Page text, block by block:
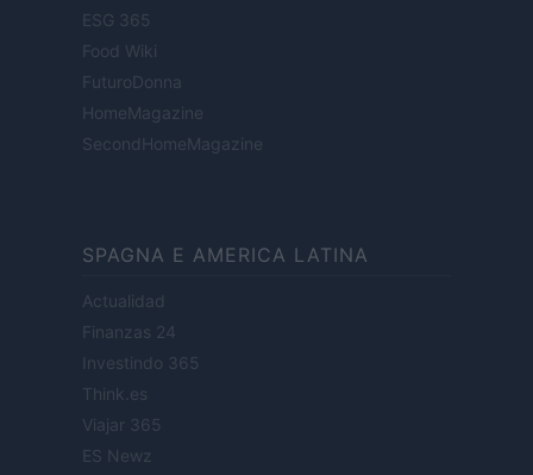
ESG 365
Food Wiki
FuturoDonna
HomeMagazine
SecondHomeMagazine
SPAGNA E AMERICA LATINA
Actualidad
Finanzas 24
Investindo 365
Think.es
Viajar 365
ES Newz